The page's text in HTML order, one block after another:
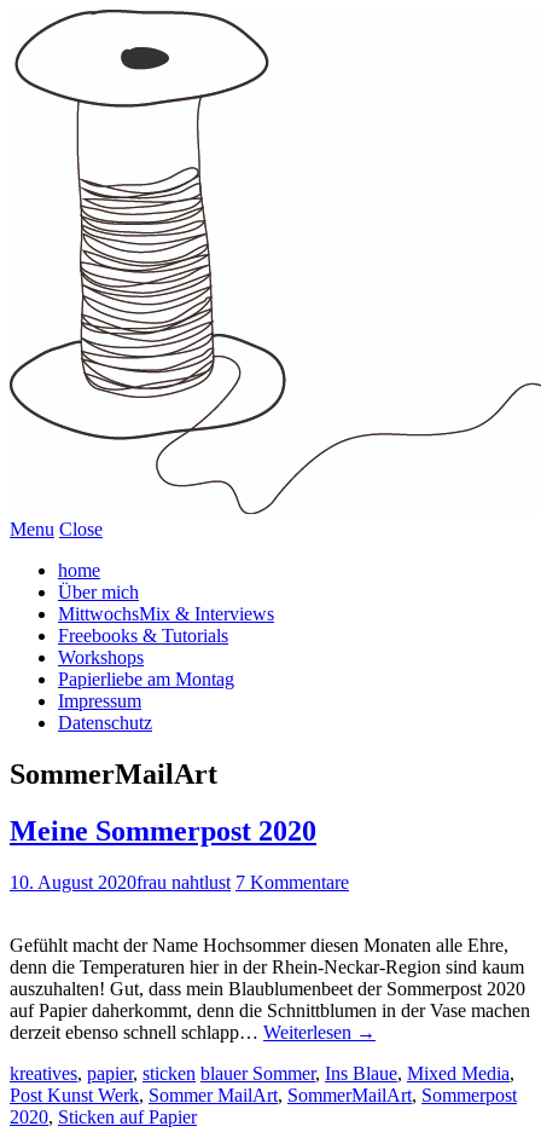
Menu Close
home
Über mich
MittwochsMix & Interviews
Freebooks & Tutorials
Workshops
Papierliebe am Montag
Impressum
Datenschutz
SommerMailArt
Meine Sommerpost 2020
10. August 2020frau nahtlust 7 Kommentare
Gefühlt macht der Name Hochsommer diesen Monaten alle Ehre,
denn die Temperaturen hier in der Rhein-Neckar-Region sind kaum
auszuhalten! Gut, dass mein Blaublumenbeet der Sommerpost 2020
auf Papier daherkommt, denn die Schnittblumen in der Vase machen
derzeit ebenso schnell schlapp… Weiterlesen →
kreatives, papier, sticken blauer Sommer, Ins Blaue, Mixed Media,
Post Kunst Werk, Sommer MailArt, SommerMailArt, Sommerpost
2020, Sticken auf Papier